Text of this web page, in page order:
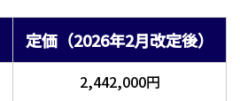
定価（2026年2月改定後）
2,442,000円